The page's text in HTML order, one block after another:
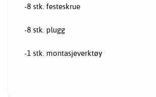
-8 stk. festeskrue
-8 stk. plugg
-1 stk. montasjeverktøy